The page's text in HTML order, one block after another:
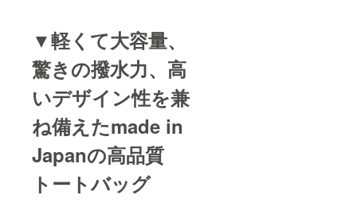
▼軽くて大容量、
驚きの撥水力、高
いデザイン性を兼
ね備えたmade in
Japanの高品質
トートバッグ